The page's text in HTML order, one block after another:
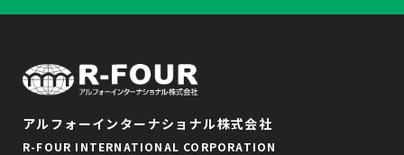
アルフォーインターナショナル株式会社
R-FOUR INTERNATIONAL CORPORATION